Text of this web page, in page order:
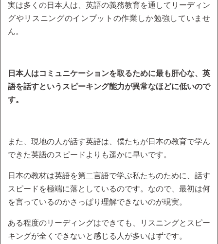
実は多くの日本人は、英語の義務教育を通してリーディン
グやリスニングのインプットの作業しか勉強していませ
ん。
日本人はコミュニケーションを取るために最も肝心な、英
語を話すというスピーキング能力が異常なほどに低いので
す。
また、現地の人が話す英語は、僕たちが日本の教育で学ん
できた英語のスピードよりも遥かに早いです。
日本の教材は英語を第二言語で学ぶ私たちのために、話す
スピードを極端に落としているのです。なので、最初は何
を言っているのかさっぱり理解できないのが現実。
ある程度のリーディングはできても、リスニングとスピー
キングが全くできないと感じる人が多いはずです。